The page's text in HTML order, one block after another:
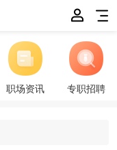
职场资讯 专职招聘